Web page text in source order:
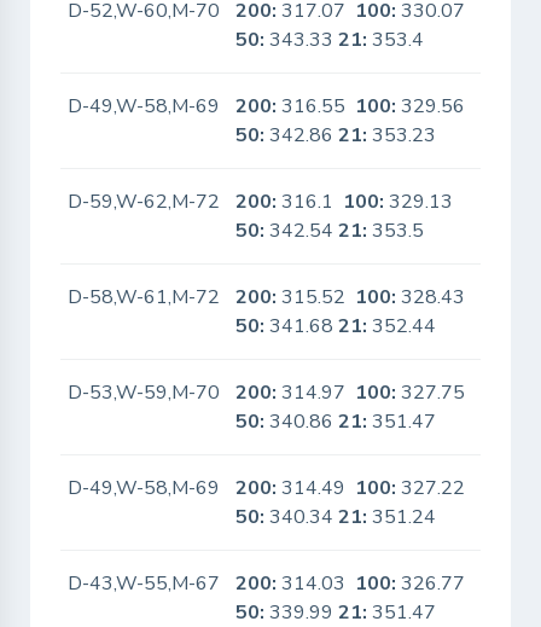
D-52,W-60,M-70 200: 317.07 100: 330.07
50: 343.3321: 353.4
D-49,W-58,M-69 200: 316.55 100: 329.56
50: 342.8621: 353.23
D-59,W-62,M-72 200: 316.1 100: 329.13
50: 342.5421: 353.5
D-58,W-61,M-72 200: 315.52 100: 328.43
50: 341.6821: 352.44
D-53,W-59,M-70 200: 314.97 100: 327.75
50: 340.8621: 351.47
D-49,W-58,M-69 200: 314.49 100: 327.22
50: 340.3421: 351.24
D-43,W-55,M-67 200: 314.03 100: 326.77
50: 339.9921: 351.47